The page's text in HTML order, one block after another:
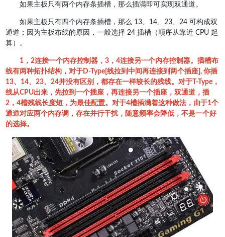
如果主板只有两个内存条插槽，那么插满即可实现双通道。
如果主板只有四个内存条插槽，那么 13、14、23、24 可构成双
通道；因为主板布线的原因，一般选择 24 插槽（顺序从靠近 CPU 起
算）。
1，2连接一个内存控制器，3，4连接另一个内存控制器。插槽布
线有两种拓扑结构，对于D-Type[线拉到中间再连接到两个插座], 你插
13、14、23、24并没有区别，都存在一样较长的残线。对于T-Type，
线从CPU出来，先拉到一个插座，再连接另一个插座，双通道，插
2，4槽残线长度短，为最佳配置。对于4槽插满着这种做法，由于1个
通道对应两个内存调，存在并行干扰，随意频率会降低，不是一个好
的选择。